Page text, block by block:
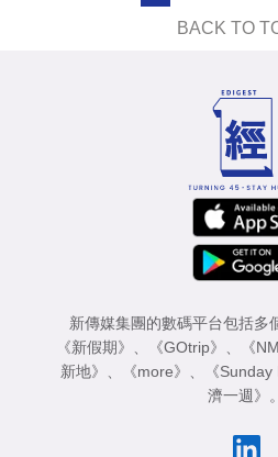
BACK TO
新傳媒集團的數碼平台包括多
《新假期》 、 《GOtrip》 、 《
新地》 、 《more》 、 《Sunday
濟一週》 。